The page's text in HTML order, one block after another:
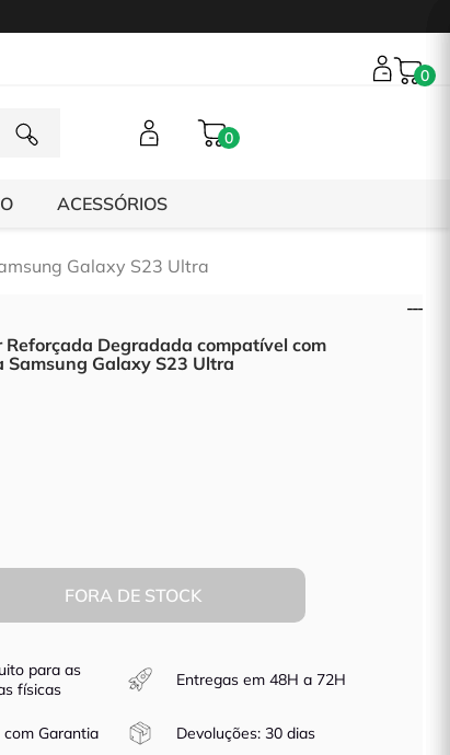
0
0
ACESSÓRIOS
Galaxy S23 Ultra
Reforçada Degradada compatível com
Samsung Galaxy S23 Ultra
FORA DE STOCK
para as
físicas
Entregas em 48H a 72H
Garantia Devoluções: 30 dias